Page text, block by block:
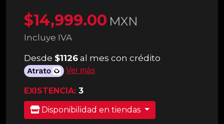
$14,999.00 MXN
Incluye IVA
Desde $1126 al mes con crédito
Ver más
EXISTENCIA: 3
Disponibilidad en tiendas